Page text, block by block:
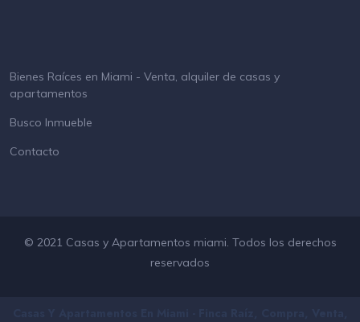
Bienes Raíces en Miami - Venta, alquiler de casas y
apartamentos
Busco Inmueble
Contacto
© 2021 Casas y Apartamentos miami. Todos los derechos
reservados